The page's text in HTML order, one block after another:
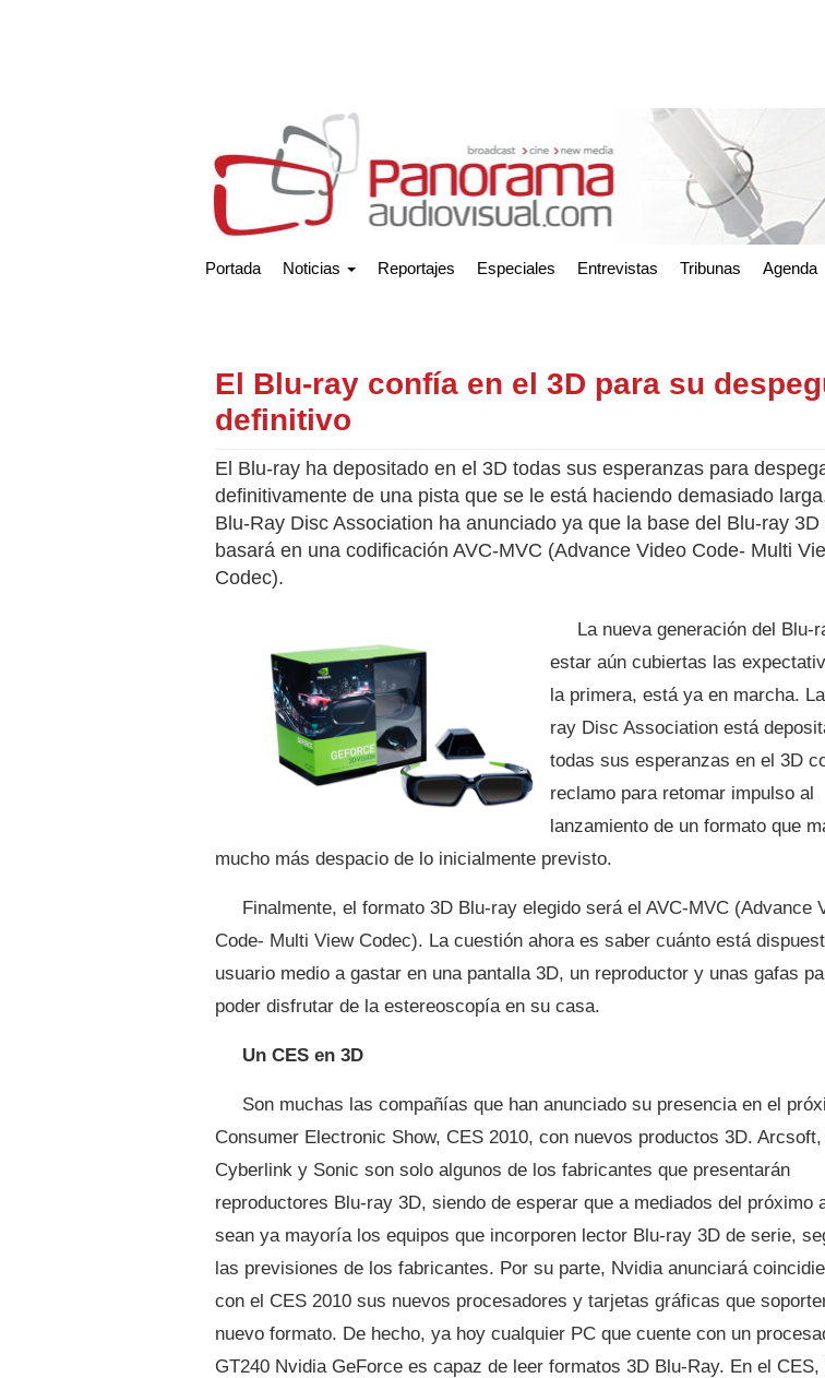
Portada Noticias Reportajes Especiales Entrevistas Tribunas Agenda
El Blu-ray confía en el 3D para su
definitivo
El Blu-ray ha depositado en el 3D todas sus esperanzas para
definitivamente de una pista que se le está haciendo demasiado
Blu-Ray Disc Association ha anunciado ya que la base del Blu-ray 3D
basará en una codificación AVC-MVC (Advance Video Code- Multi
Codec).
La nueva generación del Blu-
estar aún cubiertas las
la primera, está ya en marcha.
ray Disc Association está
todas sus esperanzas en el 3D
reclamo para retomar impulso al
lanzamiento de un formato que
mucho más despacio de lo inicialmente previsto.
Finalmente, el formato 3D Blu-ray elegido será el AVC-MVC (Advance
Code- Multi View Codec). La cuestión ahora es saber cuánto está
usuario medio a gastar en una pantalla 3D, un reproductor y unas gafas
poder disfrutar de la estereoscopía en su casa.
Un CES en 3D
Son muchas las compañías que han anunciado su presencia en el
Consumer Electronic Show, CES 2010, con nuevos productos 3D.
Cyberlink y Sonic son solo algunos de los fabricantes que presentarán
reproductores Blu-ray 3D, siendo de esperar que a mediados del próximo
sean ya mayoría los equipos que incorporen lector Blu-ray 3D de serie,
las previsiones de los fabricantes. Por su parte, Nvidia anunciará
con el CES 2010 sus nuevos procesadores y tarjetas gráficas que
nuevo formato. De hecho, ya hoy cualquier PC que cuente con un
GT240 Nvidia GeForce es capaz de leer formatos 3D Blu-Ray. En el CES,